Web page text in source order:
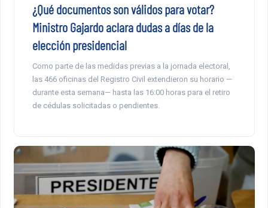
¿Qué documentos son válidos para votar?
Ministro Gajardo aclara dudas a días de la
elección presidencial
Como parte de las medidas previas a la jornada electoral,
las 466 oficinas del Registro Civil extendieron su horario —
durante esta semana— hasta las 16:00 horas para el retiro
de cédulas solicitadas o pendientes.